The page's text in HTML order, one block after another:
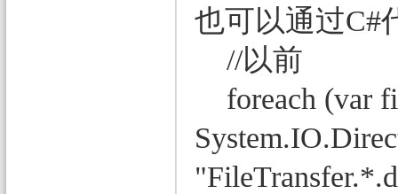
也可以通过C#
//以前
foreach (var